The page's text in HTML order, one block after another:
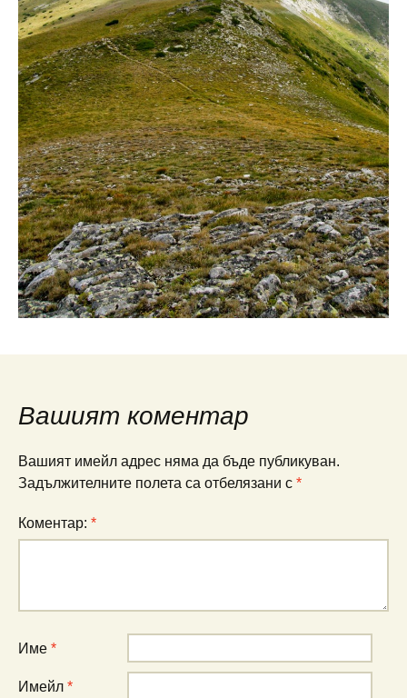
Вашият коментар
Вашият имейл адрес няма да бъде публикуван.
Задължителните полета са отбелязани с *
Коментар: *
Име *
Имейл *